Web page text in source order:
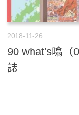
2018-11-26
90 what’s噏
誌